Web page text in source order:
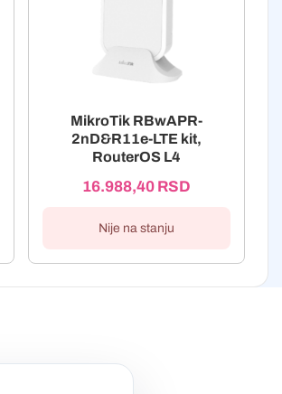
MikroTik RBwAPR-
2nD&R11e-LTE kit,
RouterOS L4
16.988,40 RSD
Nije na stanju